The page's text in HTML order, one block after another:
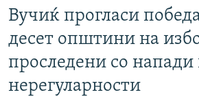
Вучиќ прогласи
десет општини на
проследени со напади
нерегуларности